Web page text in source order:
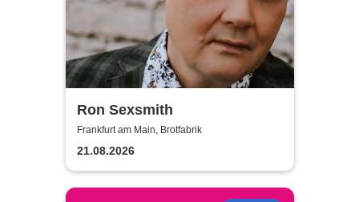
Ron Sexsmith
Frankfurt am Main, Brotfabrik
21.08.2026